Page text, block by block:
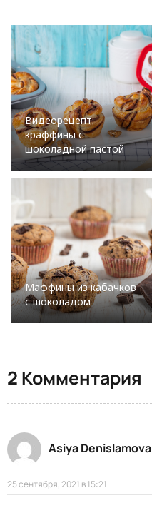
Видеорецепт:
краффины с
шоколадной пастой
Маффины из кабачков
с шоколадом
2 Комментария
Asiya Denislamova
25 сентября, 2021 в 15:21